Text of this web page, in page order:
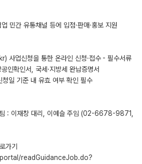
민간 유통채널 등에 입점·판매·홍보 지원
사업신청을 통한 온라인 신청·접수 - 필수서류
인확인서, 국세·지방세 완납증명서
일 기준 내 유효 여부 확인 필수
팀 : 이재창 대리, 이예슬 주임 (02-6678-9871,
가기
readGuidanceJob.do?